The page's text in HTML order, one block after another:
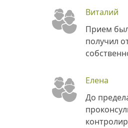
Виталий
Прием
получил
Елена
До